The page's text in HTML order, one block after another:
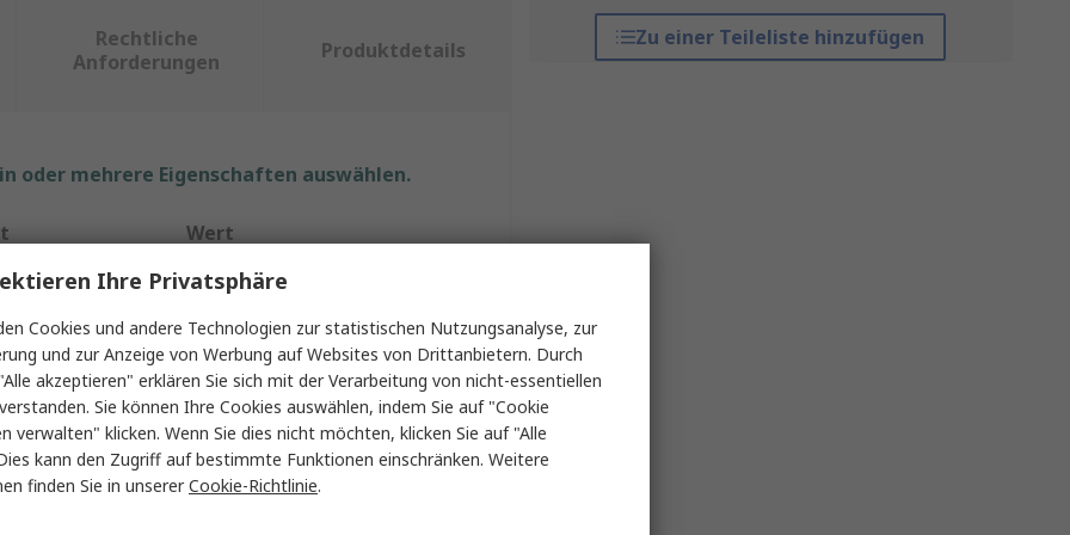
Zu einer Teileliste hinzufügen
Rechtliche
Anforderungen
Produktdetails
oder mehrere Eigenschaften auswählen.
Wert
RS PRO
Schraubenschlüsselsatz
Ringschlüssel
8 To 18 mm
7
Ihre Privatsphäre
Cookies und andere Technologien zur statistischen Nutzungsanalyse, zur
und zur Anzeige von Werbung auf Websites von Drittanbietern. Durch
akzeptieren" erklären Sie sich mit der Verarbeitung von nicht-essentiellen
Sie können Ihre Cookies auswählen, indem Sie auf "Cookie
verwalten" klicken. Wenn Sie dies nicht möchten, klicken Sie auf "Alle
kann den Zugriff auf bestimmte Funktionen einschränken. Weitere
finden Sie in unsererCookie-Richtlinie.